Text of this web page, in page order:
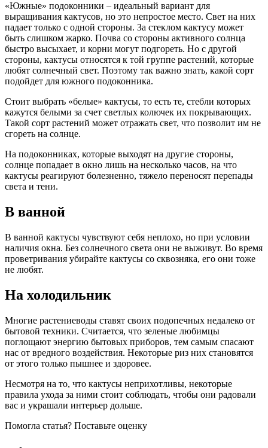
«Южные» подоконники – идеальный вариант для
выращивания кактусов, но это непростое место. Свет на них
падает только с одной стороны. За стеклом кактусу может
быть слишком жарко. Почва со стороны активного солнца
быстро высыхает, и корни могут подгореть. Но с другой
стороны, кактусы относятся к той группе растений, которые
любят солнечный свет. Поэтому так важно знать, какой сорт
подойдет для южного подоконника.
Стоит выбрать «белые» кактусы, то есть те, стебли которых
кажутся белыми за счет светлых колючек их покрывающих.
Такой сорт растений может отражать свет, что позволит им не
сгореть на солнце.
На подоконниках, которые выходят на другие стороны,
солнце попадает в окно лишь на несколько часов, на что
кактусы реагируют болезненно, тяжело переносят перепады
света и тени.
В ванной
В ванной кактусы чувствуют себя неплохо, но при условии
наличия окна. Без солнечного света они не выживут. Во время
проветривания убирайте кактусы со сквозняка, его они тоже
не любят.
На холодильник
Многие растениеводы ставят своих подопечных недалеко от
бытовой техники. Считается, что зеленые любимцы
поглощают энергию бытовых приборов, тем самым спасают
нас от вредного воздействия. Некоторые риз них становятся
от этого только пышнее и здоровее.
Несмотря на то, что кактусы неприхотливы, некоторые
правила ухода за ними стоит соблюдать, чтобы они радовали
вас и украшали интерьер дольше.
Помогла статья? Поставьте оценку